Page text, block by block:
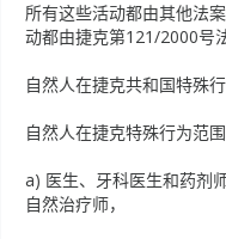
所有这些活动都由其他法
动都由捷克第121/2000号
自然人在捷克共和国特殊
自然人在捷克特殊行为范
a) 医生、牙科医生和药剂
自然治疗师，